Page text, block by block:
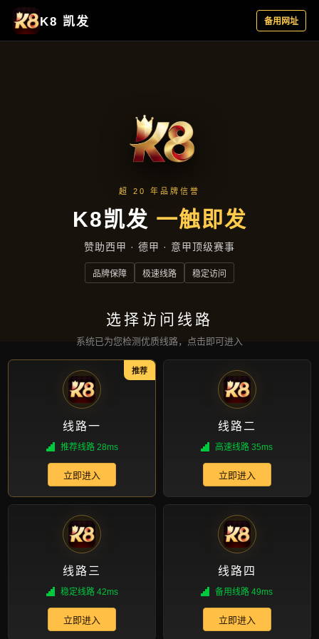
新闻视窗
首页 新闻视窗